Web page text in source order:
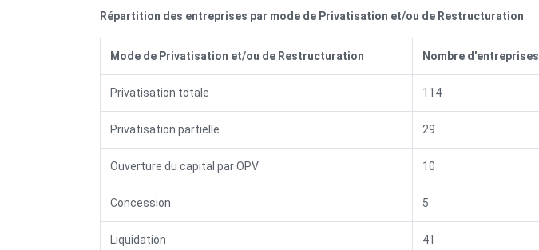
Répartition des entreprises par mode de Privatisation et/ou de Restructuration
Mode de Privatisation et/ou de Restructuration Nombre d'entreprises
Privatisation totale 114
Privatisation partielle 29
Ouverture du capital par OPV 10
Concession 5
Liquidation 41